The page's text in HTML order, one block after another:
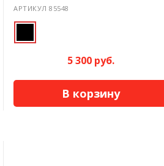
АРТИКУЛ 85548
5 300 руб.
В корзину